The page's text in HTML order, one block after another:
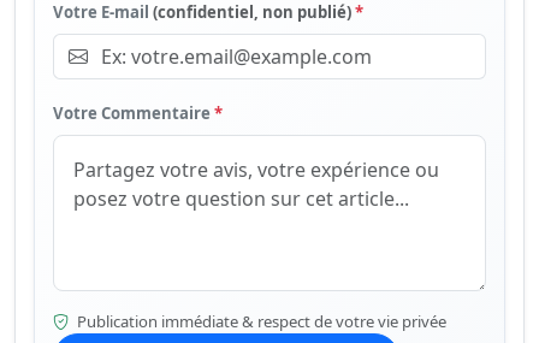
Votre E-mail (confidentiel, non publié)*
Votre Commentaire *
Publication immédiate & respect de votre vie privée